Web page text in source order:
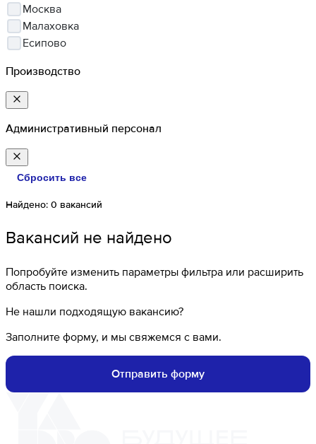
Москва
Малаховка
Есипово
Производство
Административный персонал
Сбросить все
Найдено: 0 вакансий
Вакансий не найдено
Попробуйте изменить параметры фильтра или расширить
область поиска.
Не нашли подходящую вакансию?
Заполните форму, и мы свяжемся с вами.
Отправить форму